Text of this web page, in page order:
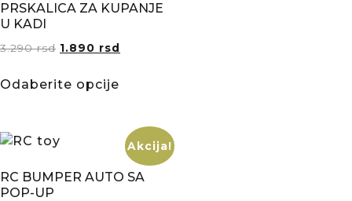
PRSKALICA ZA KUPANJE
U KADI
3.290rsd 1.890 rsd
Odaberite opcije
Akcija!
RC BUMPER AUTO SA
POP-UP